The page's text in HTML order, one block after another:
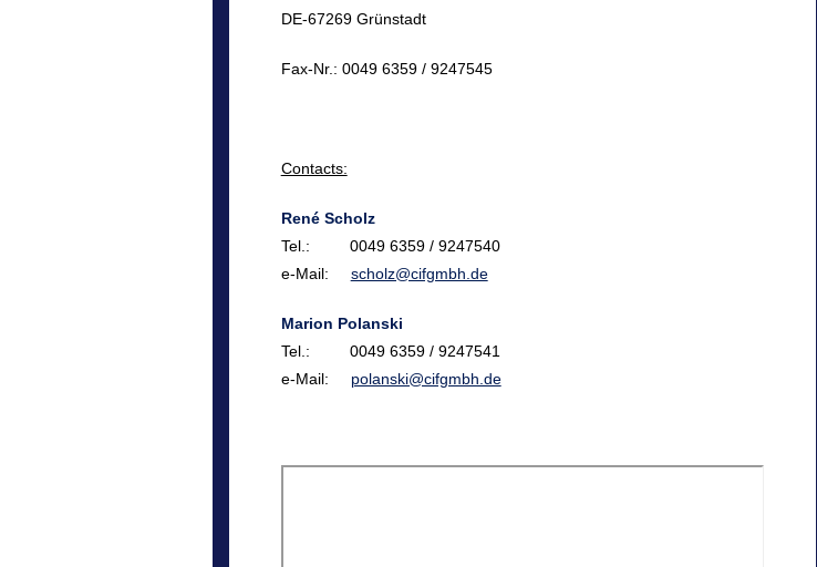
DE-67269 Grünstadt
Fax-Nr.: 0049 6359 / 9247545
Contacts:
René Scholz
Tel.: 0049 6359 / 9247540
e-Mail: scholz@cifgmbh.de
Marion Polanski
Tel.: 0049 6359 / 9247541
e-Mail: polanski@cifgmbh.de